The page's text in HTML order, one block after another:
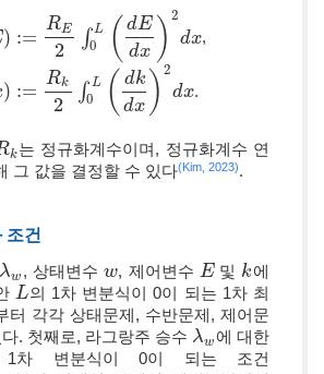
) :=
RE
2
∫ L
0 ( dE
dx ) 2
dx
RE2 ∫0L(d Edx )2 dx ,
) :=
Rk
2
∫ L
0 ( dk
dx ) 2
dx
:= Rk 2∫0L( kdx ) dx .
k
k 는 정규화계수이며, 정규화계수 연
그 값을 결정할 수 있다(Kim, 2023).
조건
λw
λw , 상태변수w
w, 제어변수 E
E및 k
k 에
L
L 의 1차 변분식이 0이 되는 1차 최
터 각각 상태문제, 수반문제, 제어문
. 첫째로, 라그랑주 승수 λw
λw 에 대한
1차 변분식이 0이 되는 조건